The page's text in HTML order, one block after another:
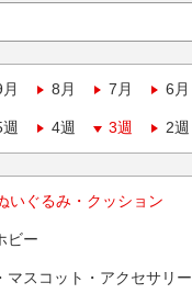
8月 7月 6月
4週 3週 2週
いぐるみ・クッション
ビー
マスコット・アクセサリー